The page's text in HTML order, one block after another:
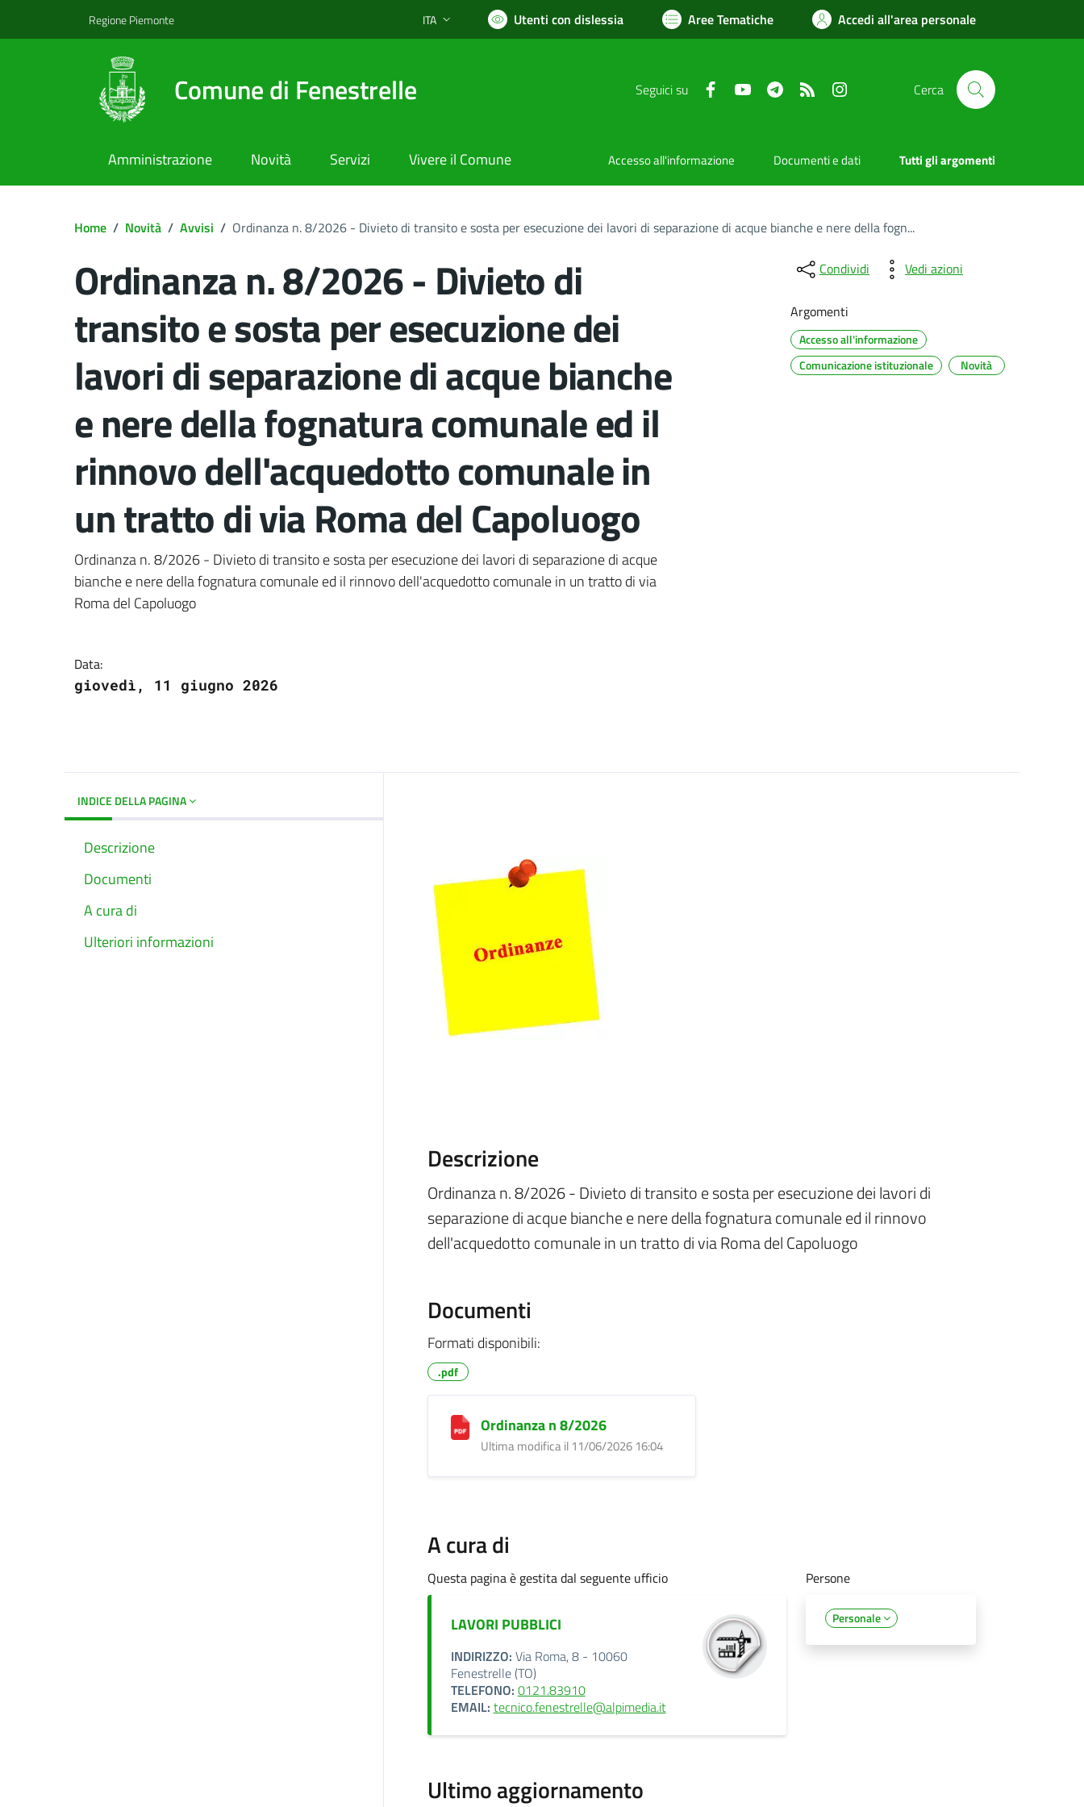
Regione Piemonte Lingua attiva:
ITA Utenti con dislessia Aree Tematiche Accedi all'area personale
Comune di Fenestrelle Seguici su FacebookYouTube TelegramRSS Cerca
Amministrazione Novità Servizi Vivere il Comune Accesso all'informazione Documenti e dati Tutti gli argomenti
Home / Novità / Avvisi / Ordinanza n. 8/2026 - Divieto di transito e sosta per esecuzione dei lavori di separazione di acque bianche e nere della fogn...
Ordinanza n. 8/2026 - Divieto di
transito e sosta per esecuzione dei
lavori di separazione di acque bianche
e nere della fognatura comunale ed il
rinnovo dell'acquedotto comunale in
un tratto di via Roma del Capoluogo
Dettagli del documento
Ordinanza n. 8/2026 - Divieto di transito e sosta per esecuzione dei lavori di separazione di acque
bianche e nere della fognatura comunale ed il rinnovo dell'acquedotto comunale in un tratto di via
Roma del Capoluogo
Data:
giovedì, 11 giugno 2026
Condividi Vedi azioni
Argomenti
Accesso all'informazione
Comunicazione istituzionale
Novità
INDICE DELLA PAGINA
Descrizione
Documenti
A cura di
Ulteriori informazioni
Descrizione
Ordinanza n. 8/2026 - Divieto di transito e sosta per esecuzione dei lavori di
separazione di acque bianche e nere della fognatura comunale ed il rinnovo
dell'acquedotto comunale in un tratto di via Roma del Capoluogo
Documenti
Formati disponibili:
.pdf
Ordinanza n 8/2026
Ultima modifica il 11/06/2026 16:04
A cura di
Questa pagina è gestita dal seguente ufficio
LAVORI PUBBLICI
INDIRIZZO: Via Roma, 8 - 10060
Fenestrelle (TO)
TELEFONO: 0121.83910
EMAIL: tecnico.fenestrelle@alpimedia.it
Persone
Personale
Ultimo aggiornamento